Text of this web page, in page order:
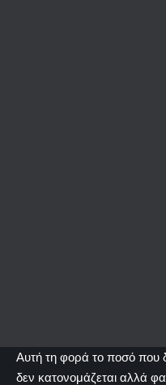
Αυτή τη φορά το ποσό που
δεν κατονομάζεται αλλά